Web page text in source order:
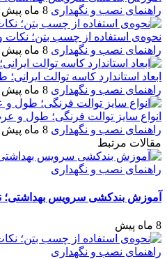
راهنمای نصب و نگهداری 8 ماه پیش
نحوه‌ی استفاده از چسب بتن؛ نکات
راهنمای نصب و نگهداری 8 ماه پیش
ابعاد استاندارد کاسه توالت
راهنمای نصب و نگهداری 8 ماه پیش
انواع سایز توالت فرنگی؛ طول و
راهنمای نصب و نگهداری 8 ماه پیش
مقالات مرتبط
راهنمای نصب و نگهداری
آموزش بندکشی سرویس
8 ماه پیش
راهنمای نصب و نگهداری